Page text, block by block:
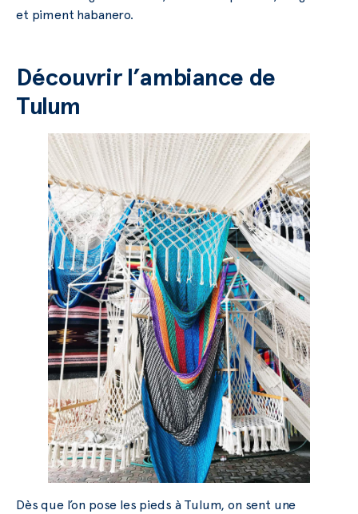
et piment habanero.
Découvrir l’ambiance de
Tulum
Dès que l’on pose les pieds à Tulum, on sent une